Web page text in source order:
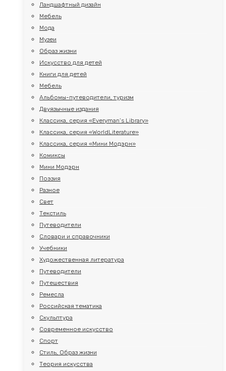
Ландшафтный дизайн
Мебель
Мода
Музеи
Образ жизни
Искусство для детей
Книги для детей
Мебель
Альбомы-путеводители, туризм
Двуязычные издания
Классика, серия «Everyman’s Library»
Классика, серия «WorldLiterature»
Классика, серия «Мини Модэрн»
Комиксы
Мини Модэрн
Поэзия
Разное
Свет
Текстиль
Путеводители
Словари и справочники
Учебники
Художественная литература
Путеводители
Путешествия
Ремесла
Российская тематика
Скульптура
Современное искусство
Спорт
Стиль, Образ жизни
Теория искусства